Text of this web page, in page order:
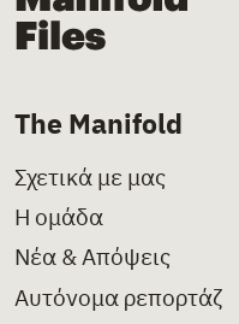
The Manifold
Σχετικά με μας
Η ομάδα
Νέα & Απόψεις
Αυτόνομα ρεπορτάζ